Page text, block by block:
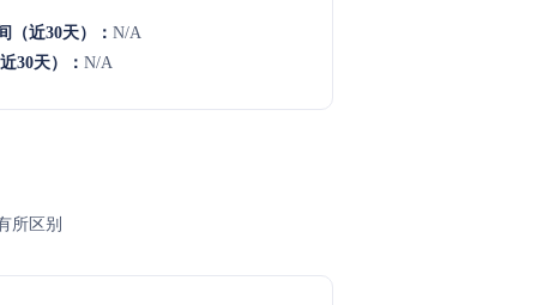
（近30天）： N/A
30天）： N/A
所区别